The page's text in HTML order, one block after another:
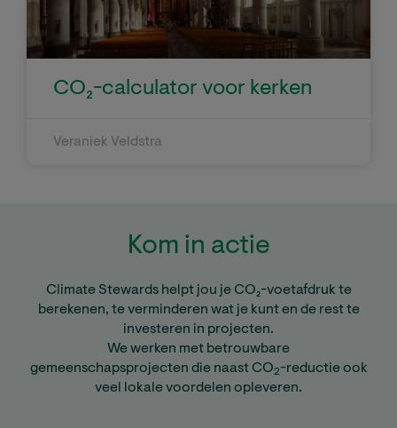
CO₂-calculator voor kerken
Veraniek Veldstra
Kom in actie
Climate Stewards helpt jou je CO₂-voetafdruk te
berekenen, te verminderen wat je kunt en de rest te
investeren in projecten.
We werken met betrouwbare
gemeenschapsprojecten die naast CO2-reductie ook
veel lokale voordelen opleveren.